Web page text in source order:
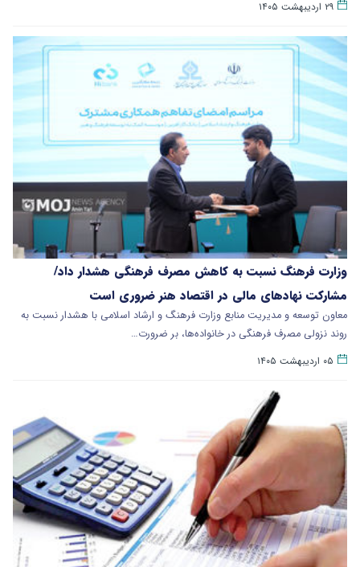
۲۹ اردیبهشت ۱۴۰۵
وزارت فرهنگ نسبت به کاهش مصرف فرهنگی هشدار داد/
مشارکت نهادهای مالی در اقتصاد هنر ضروری است
معاون توسعه و مدیریت منابع وزارت فرهنگ و ارشاد اسلامی با هشدار نسبت به
روند نزولی مصرف فرهنگی در خانواده‌ها، بر ضرورت…
۰۵ اردیبهشت ۱۴۰۵